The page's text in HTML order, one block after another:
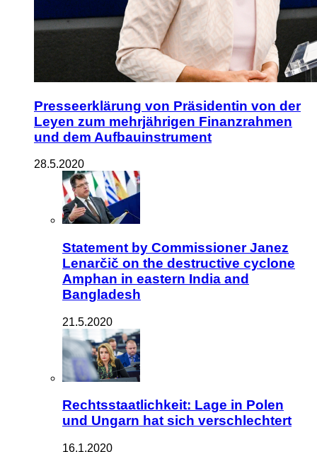
Presseerklärung von Präsidentin von der
Leyen zum mehrjährigen Finanzrahmen
und dem Aufbauinstrument
28.5.2020
Statement by Commissioner Janez
Lenarčič on the destructive cyclone
Amphan in eastern India and
Bangladesh
21.5.2020
Rechtsstaatlichkeit: Lage in Polen
und Ungarn hat sich verschlechtert
16.1.2020